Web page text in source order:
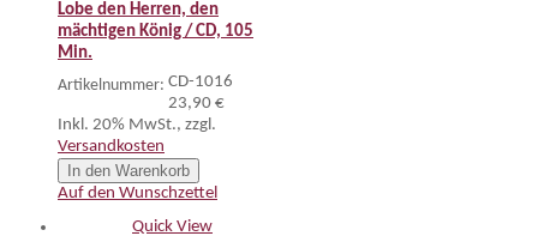
Lobe den Herren, den
mächtigen König / CD, 105
Min.
Artikelnummer: CD-1016
23,90 €
Inkl. 20% MwSt., zzgl.
Versandkosten
In den Warenkorb
Auf den Wunschzettel
Quick View